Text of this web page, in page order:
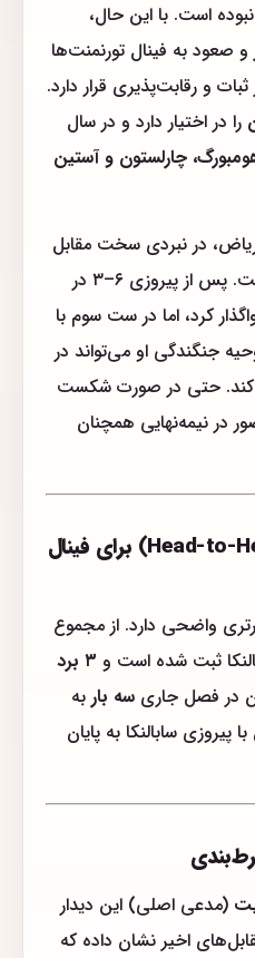
است. با این حال،
و صعود به فینال تورنمنت‌ها
و رقابت‌پذیری قرار دارد.
را در اختیار دارد و در سال
چارلستون و آستین
در نبردی سخت مقابل
هم‌وطن خود قرار گرفت. پس از پیروزی ۶–۳ در
نخست، ست دوم را ۶–۷ واگذار کرد، اما در ست سوم با
و روحیه جنگندگی او می‌تواند در
کند. حتی در صورت شکست
در نیمه‌نهایی همچنان
آمار تقابل‌های رودررو (Head-to-Head) برای فینال
واضحی دارد. از مجموع
ثبت شده است و ۳ برد
در فصل جاری سه بار به
سابالنکا به پایان
(مدعی اصلی) این دیدار
اخیر نشان داده که